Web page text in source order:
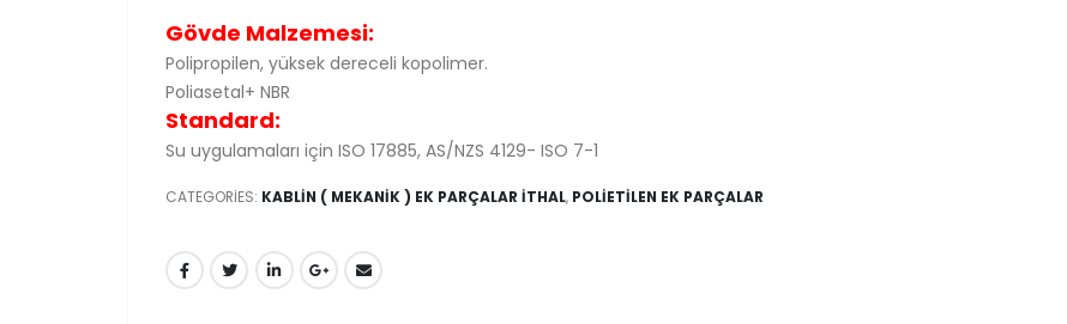
Gövde Malzemesi:
Polipropilen, yüksek dereceli kopolimer.
Poliasetal+ NBR
Standard:
Su uygulamaları için ISO 17885, AS/NZS 4129- ISO 7-1
CATEGORIES: KABLİN ( MEKANİK ) EK PARÇALAR İTHAL, POLİETİLEN EK PARÇALAR